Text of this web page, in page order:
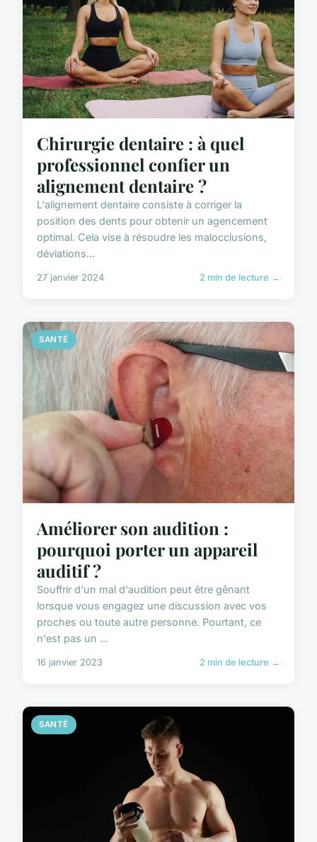
Chirurgie dentaire : à quel
professionnel confier un
alignement dentaire ?
L'alignement dentaire consiste à corriger la
position des dents pour obtenir un agencement
optimal. Cela vise à résoudre les malocclusions,
déviations...
27 janvier 2024 2 min de lecture →
SANTÉ
Améliorer son audition :
pourquoi porter un appareil
auditif ?
Souffrir d'un mal d'audition peut être gênant
lorsque vous engagez une discussion avec vos
proches ou toute autre personne. Pourtant, ce
n'est pas un ...
16 janvier 2023 2 min de lecture →
SANTÉ